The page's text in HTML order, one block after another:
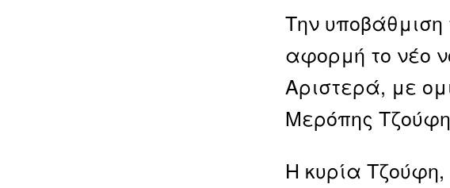
Την
αφορμή το νέο
Αριστερά, με
Μερόπης
Η κυρία